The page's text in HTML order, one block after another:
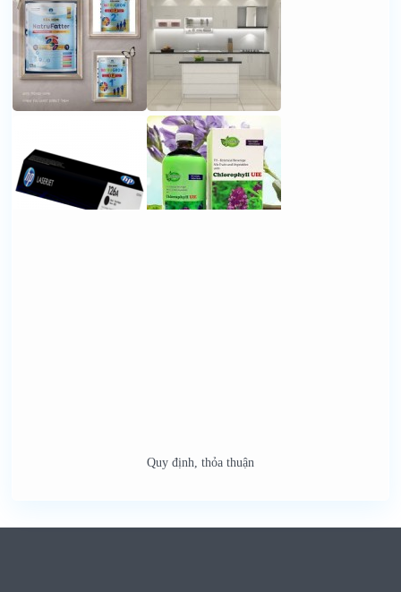
Quy định, thỏa thuận